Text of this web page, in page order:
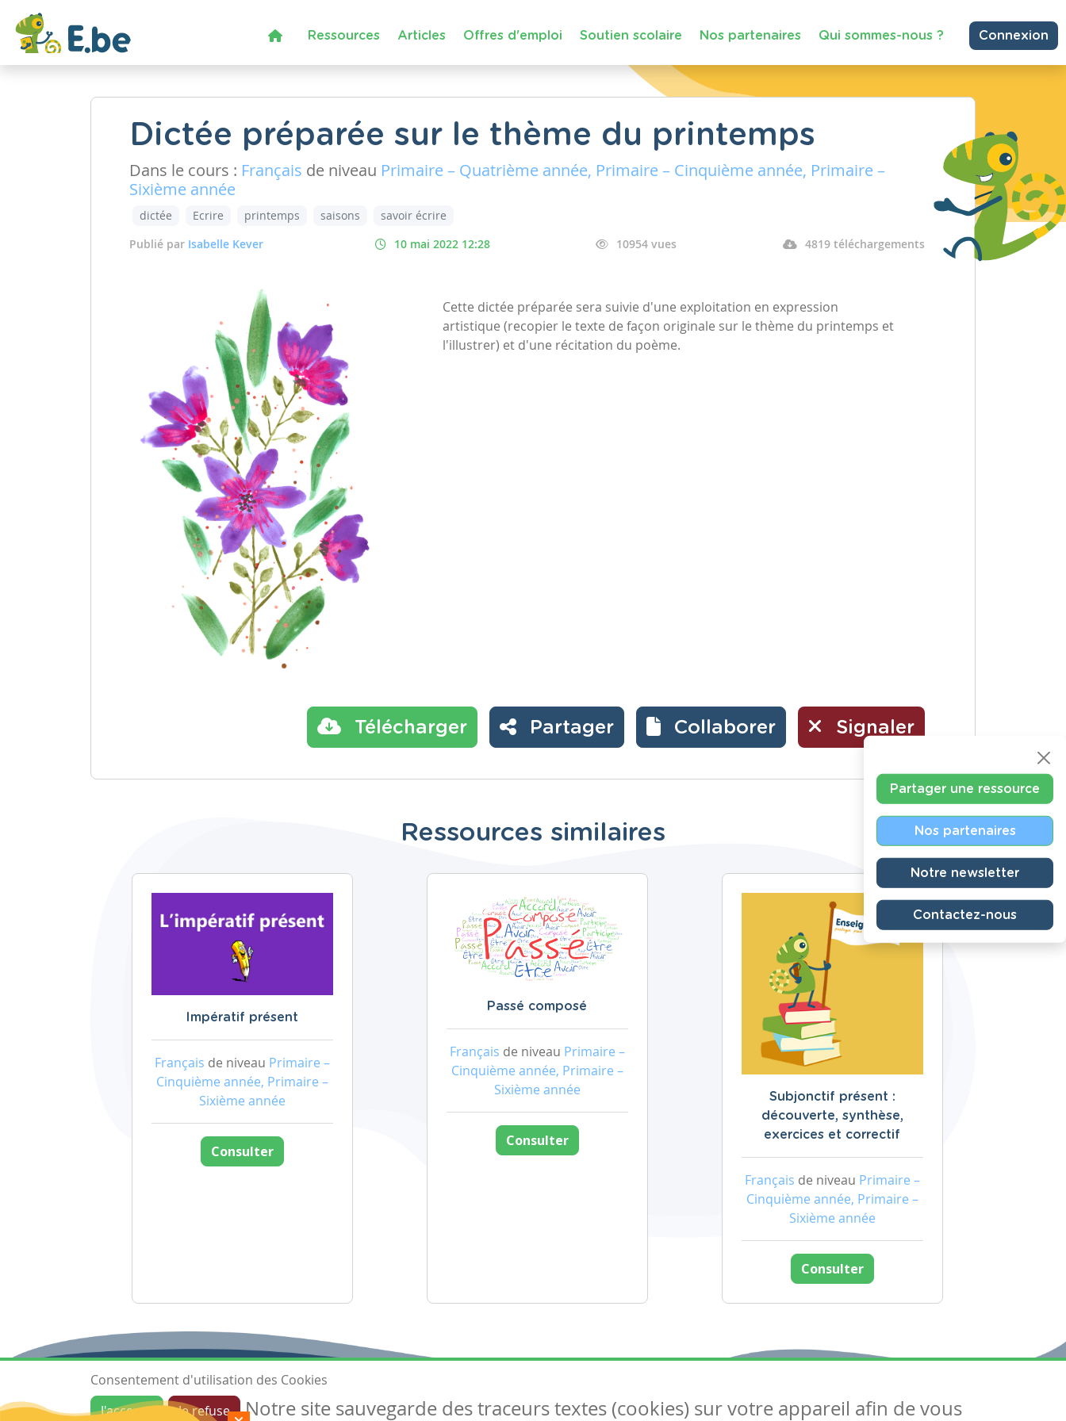
Ressources Articles Offres d'emploi Soutien scolaire Nos partenaires Qui sommes-nous ? Connexion
Dictée préparée sur le thème du printemps
Dans le cours : Français de niveau Primaire – Quatrième année, Primaire – Cinquième année, Primaire –
Sixième année
dictée Ecrire printemps saisons
savoir écrire
Publié par Isabelle Kever 10 mai 2022 12:28 10954 vues 4819 téléchargements
Cette dictée préparée sera suivie d'une exploitation en expression
artistique (recopier le texte de façon originale sur le thème du printemps et
l'illustrer) et d'une récitation du poème.
Télécharger Partager Collaborer Signaler
Ressources similaires
Impératif présent
Français de niveau Primaire –
Cinquième année, Primaire –
Sixième année
Consulter
Passé composé
Français de niveau Primaire –
Cinquième année, Primaire –
Sixième année
Consulter
Subjonctif présent :
découverte, synthèse,
exercices et correctif
Français de niveau Primaire –
Cinquième année, Primaire –
Sixième année
Consulter
Partager une ressource
Nos partenaires
Notre newsletter
Contactez-nous
Ressources Articles Suivez-nous
Consentement d'utilisation des Cookies
J'accepte
Je refuse Notre site sauvegarde des traceurs textes (cookies) sur votre appareil afin de vous